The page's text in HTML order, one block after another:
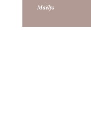
Maëlys